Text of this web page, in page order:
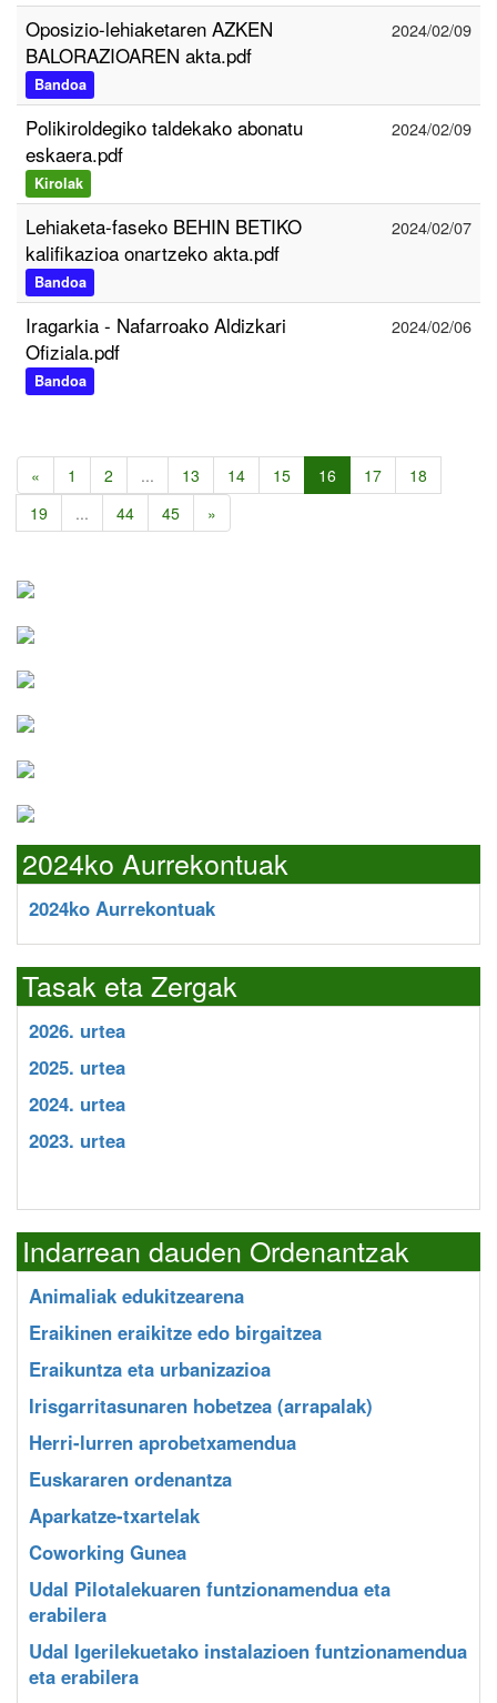
Oposizio-lehiaketaren AZKEN
BALORAZIOAREN akta.pdf
Bandoa
2024/02/09
Polikiroldegiko taldekako abonatu
eskaera.pdf
Kirolak
2024/02/09
Lehiaketa-faseko BEHIN BETIKO
kalifikazioa onartzeko akta.pdf
Bandoa
2024/02/07
Iragarkia - Nafarroako Aldizkari
Ofiziala.pdf
Bandoa
2024/02/06
« 1 2 ... 13 14 15 16 17
18
19
... 44 45 »
2024ko Aurrekontuak
2024ko Aurrekontuak
Tasak eta Zergak
2026. urtea
2025. urtea
2024. urtea
2023. urtea
Indarrean dauden Ordenantzak
Animaliak edukitzearena
Eraikinen eraikitze edo birgaitzea
Eraikuntza eta urbanizazioa
Irisgarritasunaren hobetzea (arrapalak)
Herri-lurren aprobetxamendua
Euskararen ordenantza
Aparkatze-txartelak
Coworking Gunea
Udal Pilotalekuaren funtzionamendua eta
erabilera
Udal Igerilekuetako instalazioen funtzionamendua
eta erabilera